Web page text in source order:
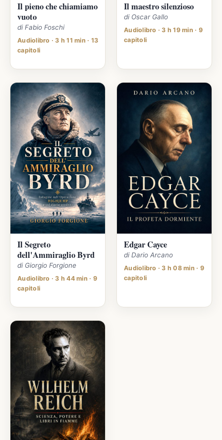
Il pieno che chiamiamo
vuoto
di Fabio Foschi
Audiolibro · 3 h 11 min · 13
capitoli
Il maestro silenzioso
di Oscar Gallo
Audiolibro · 3 h 19 min · 9
capitoli
Il Segreto
dell'Ammiraglio Byrd
di Giorgio Forgione
Audiolibro · 3 h 44 min · 9
capitoli
Edgar Cayce
di Dario Arcano
Audiolibro · 3 h 08 min · 9
capitoli